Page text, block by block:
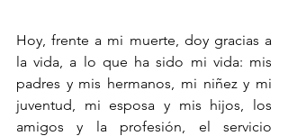
Hoy, frente a mi muerte, doy gracias a
la vida, a lo que ha sido mi vida: mis
padres y mis hermanos, mi niñez y mi
juventud, mi esposa y mis hijos, los
amigos y la profesión, el servicio